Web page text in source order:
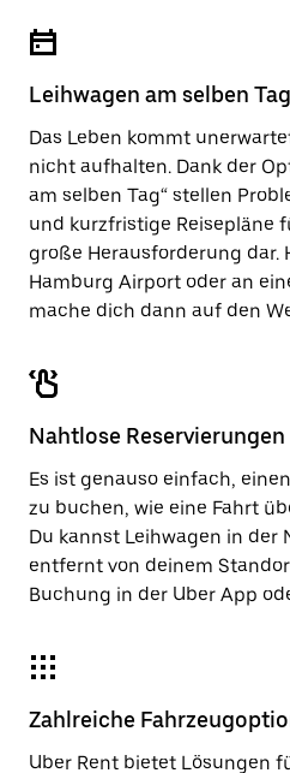
Leihwagen am selben Tag
Das Leben kommt
nicht aufhalten. Dank der
am selben Tag“ stellen
und kurzfristige Reisepläne
große Herausforderung dar.
Hamburg Airport oder an
mache dich dann auf den
Nahtlose Reservierungen
Es ist genauso einfach,
zu buchen, wie eine Fahrt
Du kannst Leihwagen in der
entfernt von deinem
Buchung in der Uber App
Zahlreiche
Uber Rent bietet Lösungen